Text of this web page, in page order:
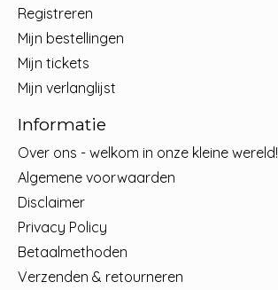
Registreren
Mijn bestellingen
Mijn tickets
Mijn verlanglijst
Informatie
Over ons - welkom in onze kleine wereld!
Algemene voorwaarden
Disclaimer
Privacy Policy
Betaalmethoden
Verzenden & retourneren